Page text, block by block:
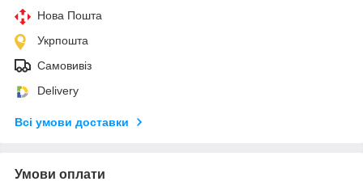
Нова Пошта
Укрпошта
Самовивіз
Delivery
Всі умови доставки
Умови оплати